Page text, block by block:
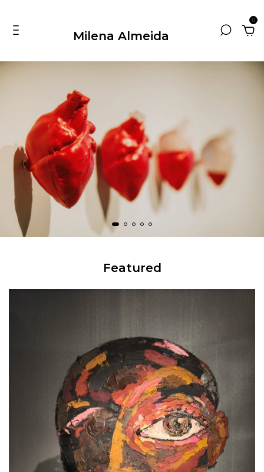
Milena Almeida
0
Featured